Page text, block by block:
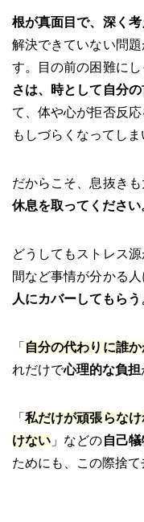
根が真面目で、深く
解決できていない問
す。目の前の困難に
さは、時として自分
て、体や心が拒否反
もしづらくなってしま
だからこそ、息抜きも
休息を取ってください
どうしてもストレス
間など事情が分かる人
人にカバーしてもらう
「 自分の代わりに誰
れだけで心理的な負担
「私だけが頑張らな
けない 」などの自己
ためにも、この際捨て